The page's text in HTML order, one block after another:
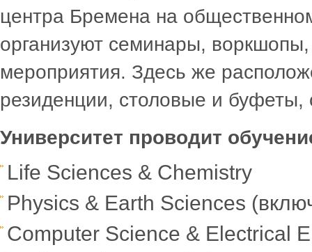
центра Бремена на
организуют семинары,
мероприятия. Здесь же
резиденции, столовые и буфеты,
Университет проводит
Life Sciences & Chemistry
Physics & Earth Sciences
Computer Science & Electrical